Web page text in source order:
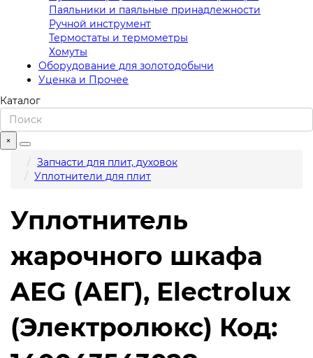
Паяльники и паяльные принадлежности
Ручной инструмент
Термостаты и термометры
Хомуты
Оборудование для золотодобычи
Уценка и Прочее
Каталог
×
Запчасти для плит, духовок
Уплотнители для плит
Уплотнитель
жарочного шкафа
AEG (АЕГ), Electrolux
(Электролюкс) Код: